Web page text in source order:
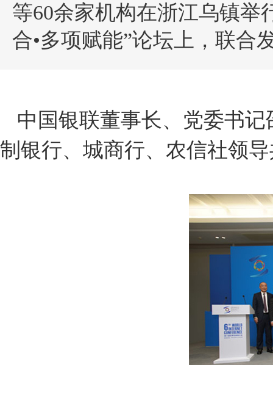
等60余家机构在浙江乌镇
合•多项赋能”论坛上，联合
中国银联董事长、党委书
制银行、城商行、农信社领